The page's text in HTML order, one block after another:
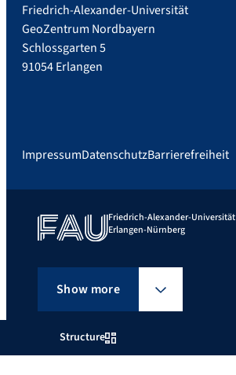
Structure
Friedrich-Alexander-Universität
GeoZentrum Nordbayern
Schlossgarten 5
91054 Erlangen
ImpressumDatenschutzBarrierefreiheit
Friedrich-Alexander-Universität
Erlangen-Nürnberg
Show more